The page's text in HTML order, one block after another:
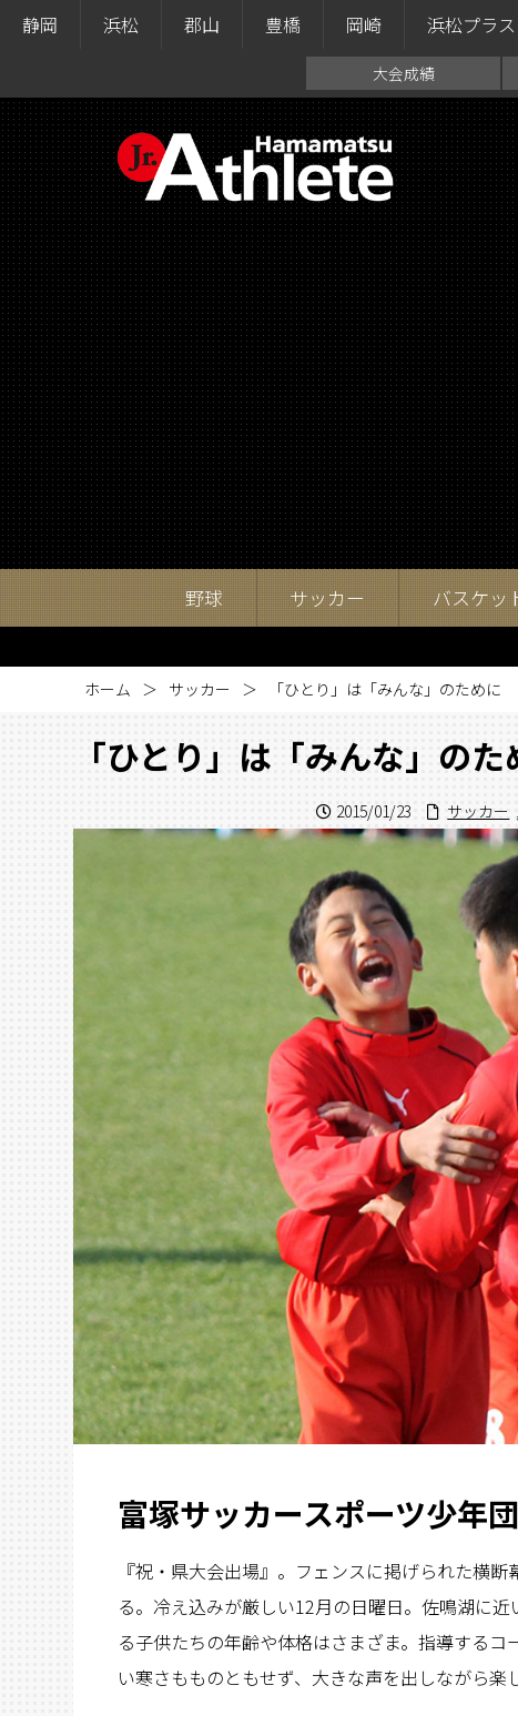
静岡 浜松 郡山 豊橋 岡崎 浜松プラス
大会成績
野球 サッカー バスケッ
ホーム サッカー 「ひとり」は「みんな」のために
「ひとり」は「みんな」のた
2015/01/23 サッカー ,
富塚サッカースポーツ少年団
『祝・県大会出場』。フェンスに掲げられた横
る。冷え込みが厳しい12月の日曜日。佐鳴湖に
る子供たちの年齢や体格はさまざま。指導する
い寒さもものともせず、大きな声を出しながら楽